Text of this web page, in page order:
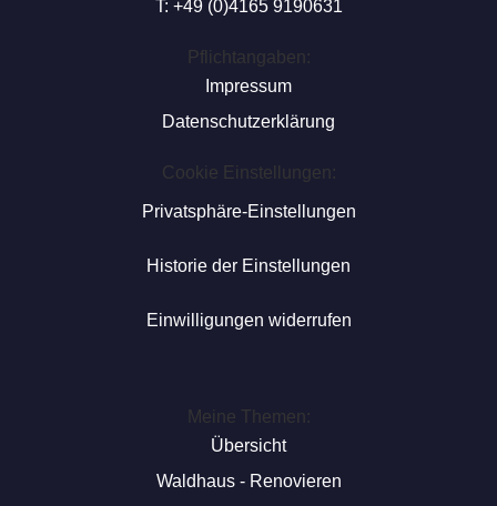
T: +49 (0)4165 9190631
Pflichtangaben:
Impressum
Datenschutzerklärung
Cookie Einstellungen:
Privatsphäre-Einstellungen
Historie der Einstellungen
Einwilligungen widerrufen
Meine Themen:
Übersicht
Waldhaus - Renovieren